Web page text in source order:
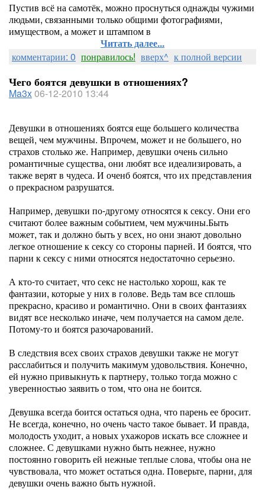
Пустив всё на самотёк, можно проснуться однажды чужими
людьми, связанными только общими фотографиями,
имуществом, а может и штампом в
Читать далее...
комментарии: 0 понравилось! вверх^ к полной версии
Чего боятся девушки в отношениях?
Ma3x06-12-2010 13:44
Девушки в отношениях боятся еще большего количества
вещей, чем мужчины. Впрочем, может и не большего, но
страхов столько же. Например, девушки очень сильно
романтичные существа, они любят все идеализировать, а
также верят в чудеса. И оченб боятся, что их представления
о прекрасном разрушатся.
Например, девушки по-другому относятся к сексу. Они его
считают более важным событием, чем мужчины.Быть
может, так и должно быть у всех, но они знают довольно
легкое отношение к сексу со стороны парней. И боятся, что
парни к сексу с ними относятся недостаточно серьезно.
А кто-то считает, что секс не настолько хорош, как те
фантазии, которые у них в голове. Ведь там все сплошь
прекрасно, красиво и романтично. Они в своих фантазиях
видят все несколько иначе, чем получается на самом деле.
Потому-то и боятся разочарований.
В следствия всех своих страхов девушки также не могут
расслабиться и получить макимум удовольствия. Конечно,
ей нужно привыкнуть к партнеру, только тогда можно с
уверенностью заявить о том, что она не боится.
Девушка всегда боится остаться одна, что парень ее бросит.
Не всегда, конечно, но очень часто такое бывает. И правда,
молодость уходит, а новых ухажоров искать все сложнее и
сложнее. С девушками нужно быть нежнее, нужно
постоянно говорить ей нежные теплые слова, чтобы она не
чувствовала, что может остаться одна. Поверьте, парни, для
девушки очень важно быть нужной.